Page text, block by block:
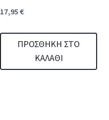
17,95 €
ΠΡΟΣΘΉΚΗ ΣΤΟ
ΚΑΛΆΘΙ